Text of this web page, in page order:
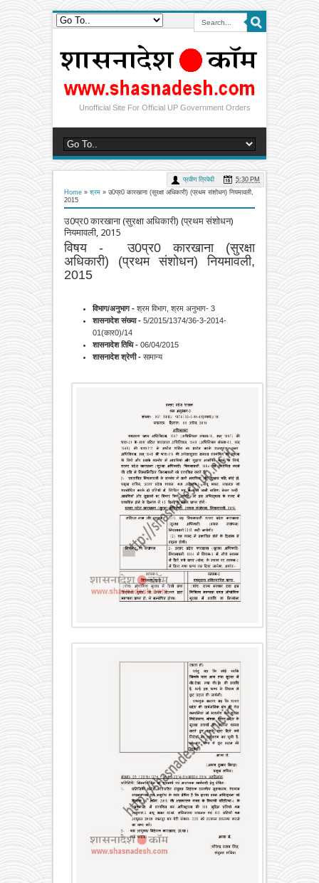
Unofficial Site For Official UP Government Orders
Home » श्रम » उ0प्र0 कारखाना (सुरक्षा अधिकारी) (प्रथम संशोधन) नियमावली,
2015
उ0प्र0 कारखाना (सुरक्षा अधिकारी) (प्रथम संशोधन)
नियमावली, 2015
प्रवीण त्रिवेदी 5:30 PM
विषय - उ0प्र0 कारखाना (सुरक्षा
अधिकारी) (प्रथम संशोधन) नियमावली,
2015
विभाग/अनुभाग - श्रम विभाग, श्रम अनुभाग- 3
शासनादेश संख्या - 5/2015/1374/36-3-2014-
01(कार0)/14
शासनादेश तिथि - 06/04/2015
शासनादेश श्रेणी - सामान्‍य